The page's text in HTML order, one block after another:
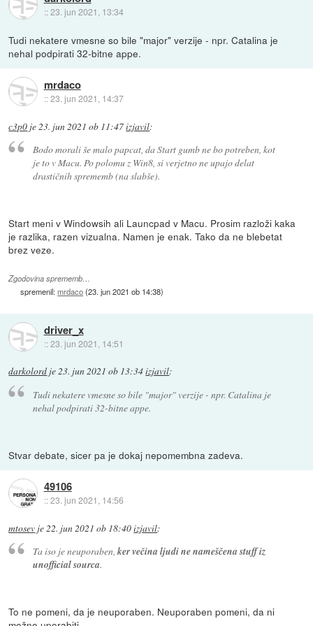
::23. jun 2021, 13:34
Tudi nekatere vmesne so bile "major" verzije - npr. Catalina je
nehal podpirati 32-bitne appe.
mrdaco
::23. jun 2021, 14:37
c3p0 je23. jun 2021 ob 11:47izjavil:
Bodo morali še malo papcat, da Start gumb ne bo potreben, kot
je to v Macu. Po polomu z Win8, si verjetno ne upajo delat
drastičnih sprememb (na slabše).
Start meni v Windowsih ali Launcpad v Macu. Prosim razloži kaka
je razlika, razen vizualna. Namen je enak. Tako da ne blebetat
brez veze.
Zgodovina sprememb…
spremenil:mrdaco(23. jun 2021 ob 14:38)
driver_x
::23. jun 2021, 14:51
darkolord je23. jun 2021 ob 13:34izjavil:
Tudi nekatere vmesne so bile "major" verzije - npr. Catalina je
nehal podpirati 32-bitne appe.
Stvar debate, sicer pa je dokaj nepomembna zadeva.
49106
::23. jun 2021, 14:56
mtosev je22. jun 2021 ob 18:40izjavil:
Ta iso je neuporaben,ker večina ljudi ne nameščena stuff iz
unofficial sourca.
To ne pomeni, da je neuporaben. Neuporaben pomeni, da ni